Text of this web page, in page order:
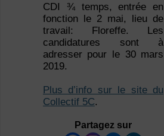
CDI ¾ temps, entrée en
fonction le 2 mai, lieu de
travail: Floreffe. Les
candidatures sont à
adresser pour le 30 mars
2019.
Plus d’info sur le site du
Collectif 5C.
Partagez sur